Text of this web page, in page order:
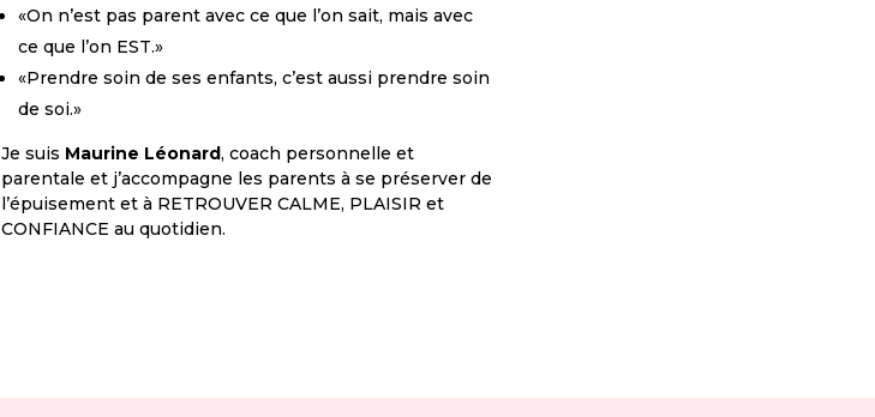
«On n’est pas parent avec ce que l’on sait, mais avec
ce que l’on EST.»
«Prendre soin de ses enfants, c’est aussi prendre soin
de soi.»
Je suis Maurine Léonard, coach personnelle et
parentale et j’accompagne les parents à se préserver de
l’épuisement et à RETROUVER CALME, PLAISIR et
CONFIANCE au quotidien.